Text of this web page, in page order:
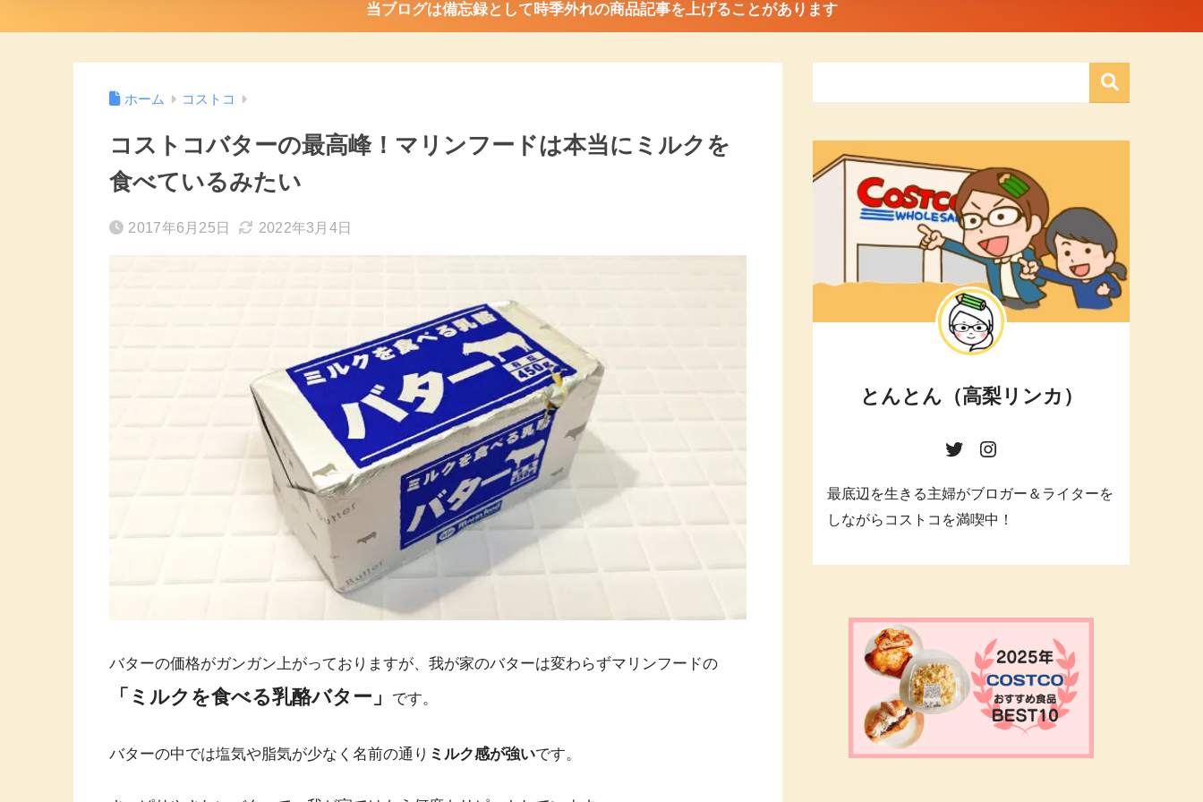
当ブログは備忘録として時季外れの商品記事を上げることがあります
ホーム コストコ
コストコバターの最高峰！マリンフードは本当にミルクを
食べているみたい
2017年6月25日 2022年3月4日
バターの価格がガンガン上がっておりますが、我が家のバターは変わらずマリンフードの
「ミルクを食べる乳酪バター」 です。
バターの中では塩気や脂気が少なく名前の通り ミルク感が強いです。
とんとん（高梨リンカ）
最底辺を生きる主婦がブロガー＆ライターを
しながらコストコを満喫中！